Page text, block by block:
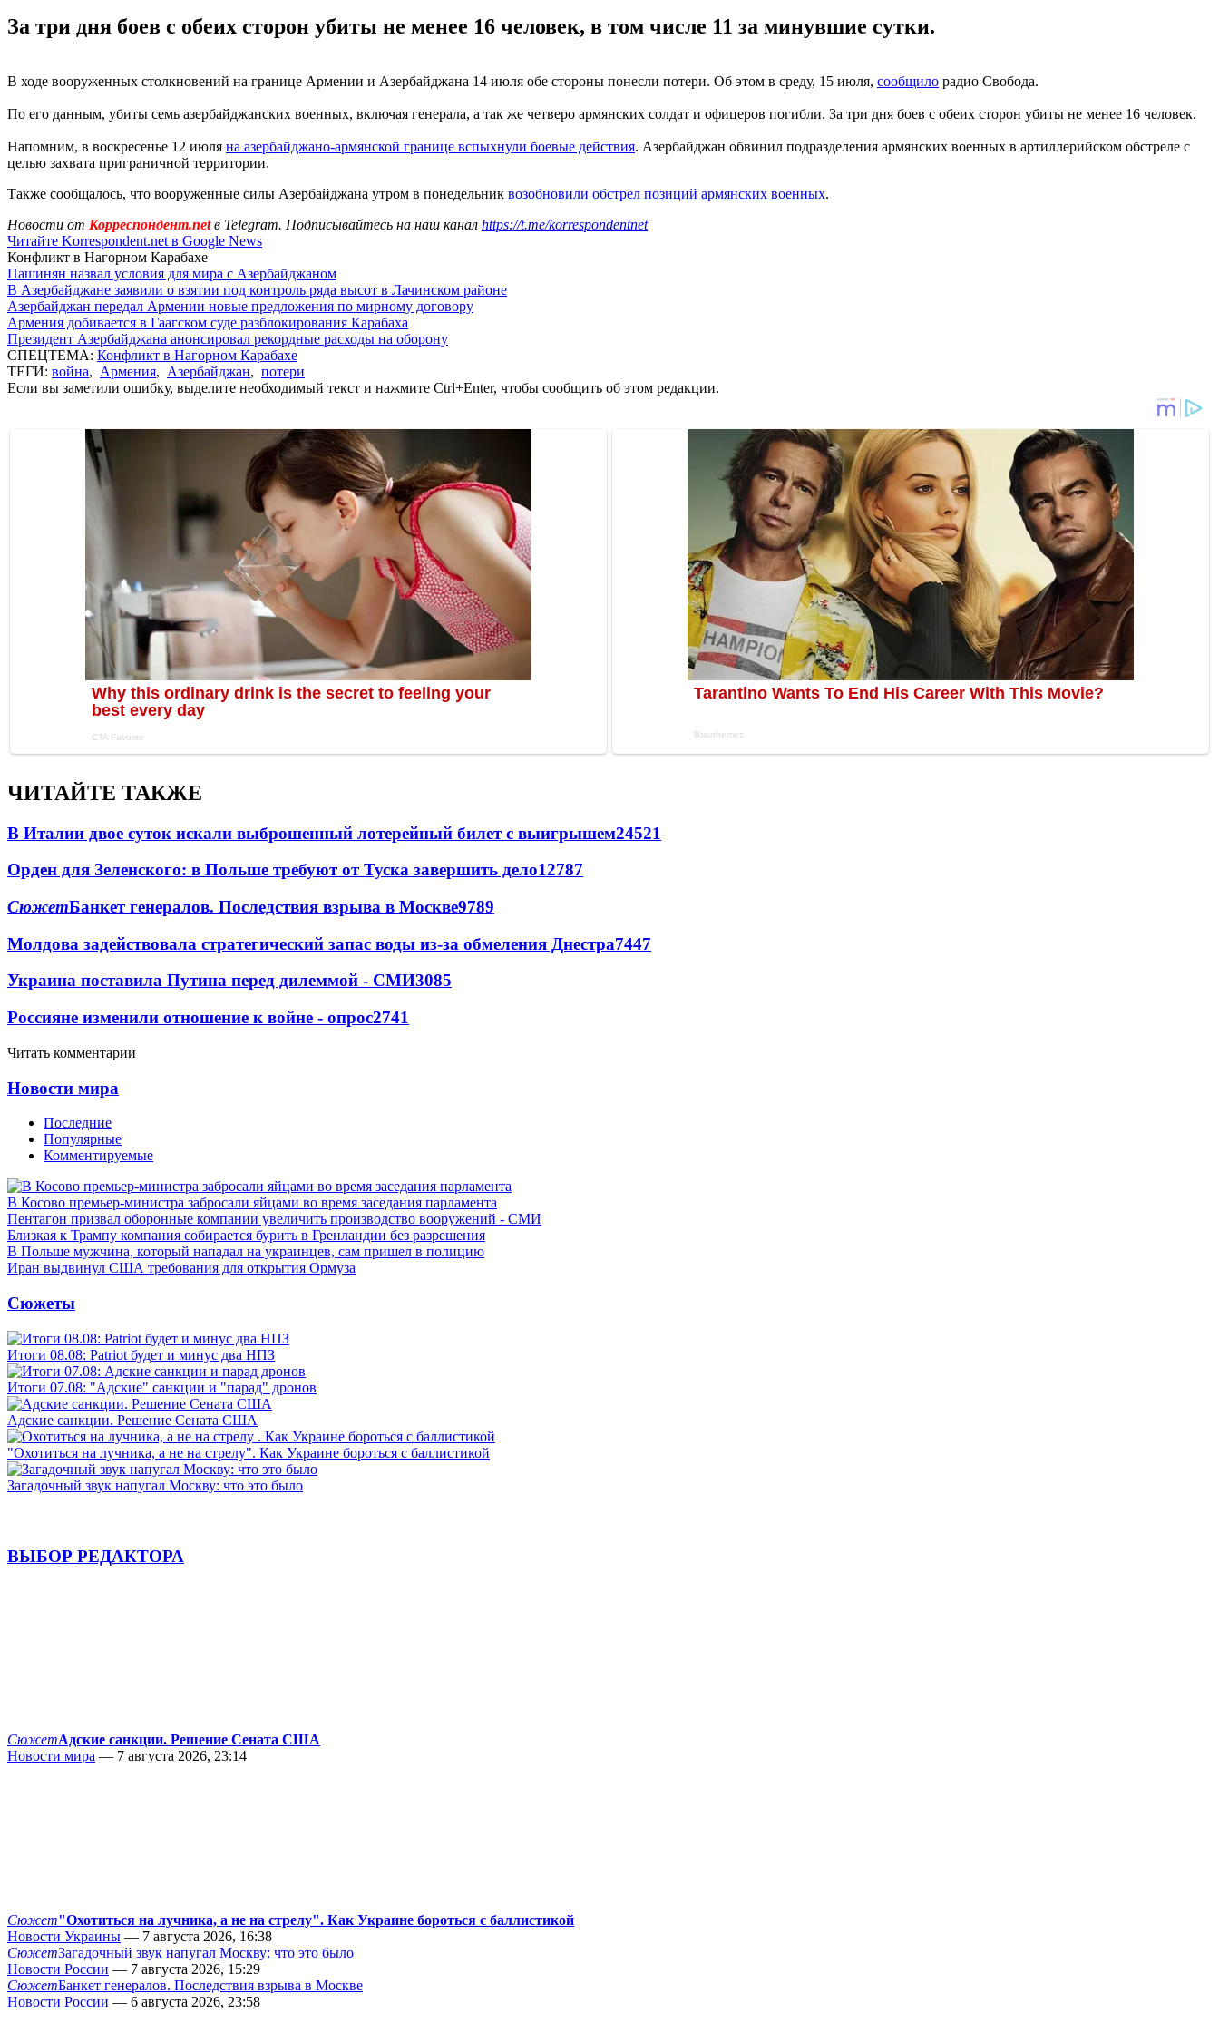
За три дня боев с обеих сторон убиты не менее 16 человек, в том числе 11 за минувшие сутки.
В ходе вооруженных столкновений на границе Армении и Азербайджана 14 июля обе стороны понесли потери. Об этом в среду, 15 июля, сообщило радио Свобода.
По его данным, убиты семь азербайджанских военных, включая генерала, а так же четверо армянских солдат и офицеров погибли. За три дня боев с обеих сторон убиты не менее 16 человек.
Напомним, в воскресенье 12 июля на азербайджано-армянской границе вспыхнули боевые действия. Азербайджан обвинил подразделения армянских военных в артиллерийском обстреле с
целью захвата приграничной территории.
Также сообщалось, что вооруженные силы Азербайджана утром в понедельник возобновили обстрел позиций армянских военных.
Новости от Корреспондент.netв Telegram. Подписывайтесь на наш канал https://t.me/korrespondentnet
Читайте Korrespondent.net в Google News
Конфликт в Нагорном Карабахе
Пашинян назвал условия для мира с Азербайджаном
В Азербайджане заявили о взятии под контроль ряда высот в Лачинском районе
Азербайджан передал Армении новые предложения по мирному договору
Армения добивается в Гаагском суде разблокирования Карабаха
Президент Азербайджана анонсировал рекордные расходы на оборону
СПЕЦТЕМА: Конфликт в Нагорном Карабахе
ТЕГИ: война, Армения, Азербайджан, потери
Если вы заметили ошибку, выделите необходимый текст и нажмите Ctrl+Enter, чтобы сообщить об этом редакции.
ЧИТАЙТЕ ТАКЖЕ
В Италии двое суток искали выброшенный лотерейный билет с выигрышем24521
Орден для Зеленского: в Польше требуют от Туска завершить дело12787
СюжетБанкет генералов. Последствия взрыва в Москве9789
Молдова задействовала стратегический запас воды из-за обмеления Днестра7447
Украина поставила Путина перед дилеммой - СМИ3085
Россияне изменили отношение к войне - опрос2741
Читать комментарии
Новости мира
Последние
Популярные
Комментируемые
В Косово премьер-министра забросали яйцами во время заседания парламента
Пентагон призвал оборонные компании увеличить производство вооружений - СМИ
Близкая к Трампу компания собирается бурить в Гренландии без разрешения
В Польше мужчина, который нападал на украинцев, сам пришел в полицию
Иран выдвинул США требования для открытия Ормуза
Сюжеты
Итоги 08.08: Patriot будет и минус два НПЗ
Итоги 07.08: "Адские" санкции и "парад" дронов
Адские санкции. Решение Сената США
"Охотиться на лучника, а не на стрелу". Как Украине бороться с баллистикой
Загадочный звук напугал Москву: что это было
ВЫБОР РЕДАКТОРА
СюжетАдские санкции. Решение Сената США
Новости мира — 7 августа 2026, 23:14
Сюжет"Охотиться на лучника, а не на стрелу". Как Украине бороться с баллистикой
Новости Украины — 7 августа 2026, 16:38
СюжетЗагадочный звук напугал Москву: что это было
Новости России — 7 августа 2026, 15:29
СюжетБанкет генералов. Последствия взрыва в Москве
Новости России — 6 августа 2026, 23:58